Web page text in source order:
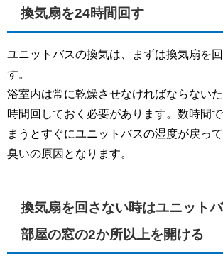
換気扇を24時間回す
ユニットバスの換気は、まずは換気扇を
す。
浴室内は常に乾燥させなければならない
時間回しておく必要があります。数時間
まうとすぐにユニットバスの湿度が戻っ
臭いの原因となります。
換気扇を回さない時はユニット
部屋の窓の2か所以上を開ける